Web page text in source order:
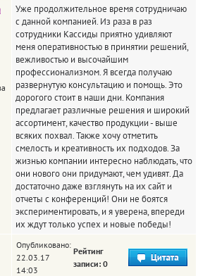
Уже продолжительное время сотрудничаю
с данной компанией. Из раза в раз
сотрудники Кассиды приятно удивляют
меня оперативностью в принятии решений,
вежливостью и высочайшим
профессионализмом. Я всегда получаю
развернутую консультацию и помощь. Это
дорогого стоит в наши дни. Компания
предлагает различные решения и широкий
ассортимент, качество продукции - выше
всяких похвал. Также хочу отметить
смелость и креативность их подходов. За
жизнью компании интересно наблюдать, что
они нового они придумают, чем удивят. Да
достаточно даже взглянуть на их сайт и
отчеты с конференций! Они не боятся
экспериментировать, и я уверена, впереди
их ждут только успех и новые победы!
Опубликовано:
22.03.17
14:03
Рейтинг
записи: 0